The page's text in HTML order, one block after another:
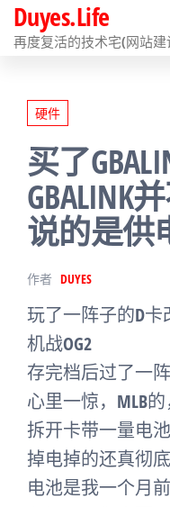
前
往
Duyes.Life
再度复活的技术宅(网站建
硬件
买了
GBALINK
说的是供
作者 DUYES
玩了一阵子的D
机战OG2
存完档后过了一
心里一惊，MLB
拆开卡带一量电
掉电掉的还真彻底
电池是我一个月